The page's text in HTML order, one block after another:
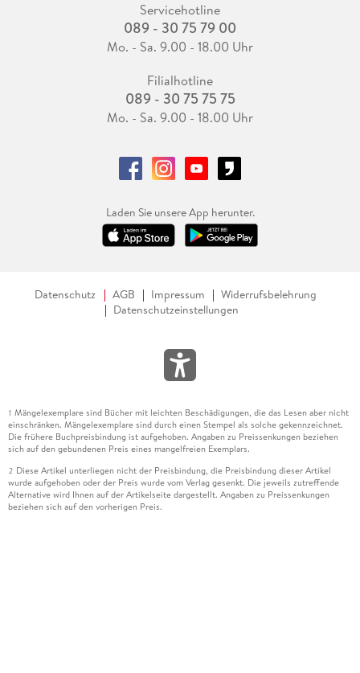
Servicehotline
089 - 30 75 79 00
Mo. - Sa. 9.00 - 18.00 Uhr
Filialhotline
089 - 30 75 75 75
Mo. - Sa. 9.00 - 18.00 Uhr
Laden Sie unsere App herunter.
Datenschutz AGB Impressum
Widerrufsbelehrung
Datenschutzeinstellungen
1 Mängelexemplare sind Bücher mit leichten Beschädigungen, die das Lesen aber nicht
einschränken. Mängelexemplare sind durch einen Stempel als solche gekennzeichnet.
Die frühere Buchpreisbindung ist aufgehoben. Angaben zu Preissenkungen beziehen
sich auf den gebundenen Preis eines mangelfreien Exemplars.
2 Diese Artikel unterliegen nicht der Preisbindung, die Preisbindung dieser Artikel
wurde aufgehoben oder der Preis wurde vom Verlag gesenkt. Die jeweils zutreffende
Alternative wird Ihnen auf der Artikelseite dargestellt. Angaben zu Preissenkungen
beziehen sich auf den vorherigen Preis.